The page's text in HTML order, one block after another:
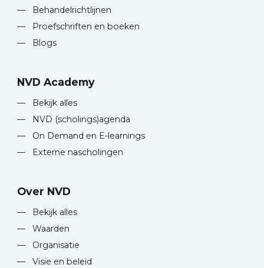
—
Behandelrichtlijnen
—
Proefschriften en boeken
—
Blogs
NVD Academy
—
Bekijk alles
—
NVD (scholings)agenda
—
On Demand en E-learnings
—
Externe nascholingen
Over NVD
—
Bekijk alles
—
Waarden
—
Organisatie
—
Visie en beleid